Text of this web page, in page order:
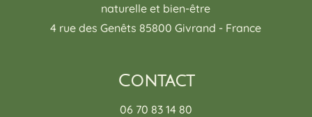
naturelle et bien-être
4 rue des Genêts 85800 Givrand - France
Contact
06 70 83 14 80